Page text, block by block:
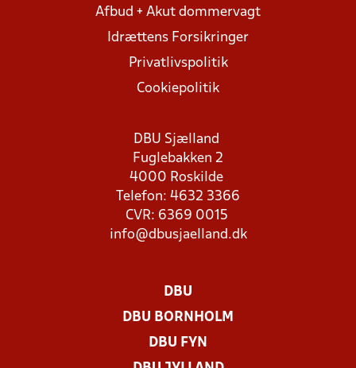
Afbud + Akut dommervagt
Idrættens Forsikringer
Privatlivspolitik
Cookiepolitik
DBU Sjælland
Fuglebakken 2
4000 Roskilde
Telefon: 4632 3366
CVR: 6369 0015
info@dbusjaelland.dk
DBU
DBU BORNHOLM
DBU FYN